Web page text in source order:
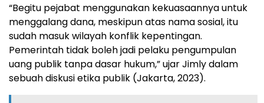
“Begitu pejabat menggunakan kekuasaannya untuk
menggalang dana, meskipun atas nama sosial, itu
sudah masuk wilayah konflik kepentingan.
Pemerintah tidak boleh jadi pelaku pengumpulan
uang publik tanpa dasar hukum,” ujar Jimly dalam
sebuah diskusi etika publik (Jakarta, 2023).